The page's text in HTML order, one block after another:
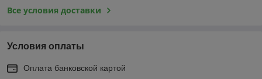
Все условия доставки
Условия оплаты
Оплата банковской картой